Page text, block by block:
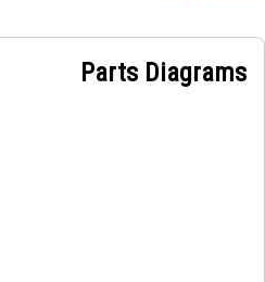
Parts Diagrams